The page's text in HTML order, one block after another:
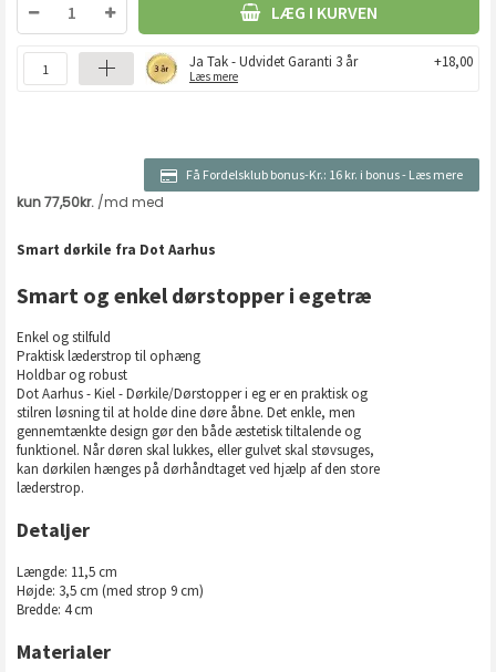
LÆG I KURVEN
Ja Tak - Udvidet Garanti 3 år
Læs mere
+18,00
Få Fordelsklub bonus-Kr.: 16 kr. i bonus- Læs mere
Smart dørkile fra Dot Aarhus
Smart og enkel dørstopper i egetræ
Enkel og stilfuld
Praktisk læderstrop til ophæng
Holdbar og robust
Dot Aarhus - Kiel - Dørkile/Dørstopper i eg er en praktisk og
stilren løsning til at holde dine døre åbne. Det enkle, men
gennemtænkte design gør den både æstetisk tiltalende og
funktionel. Når døren skal lukkes, eller gulvet skal støvsuges,
kan dørkilen hænges på dørhåndtaget ved hjælp af den store
læderstrop.
Detaljer
Længde: 11,5 cm
Højde: 3,5 cm (med strop 9 cm)
Bredde: 4 cm
Materialer